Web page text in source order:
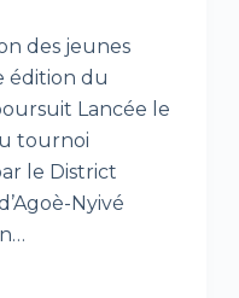
des jeunes
édition du
Lancée le
tournoi
le District
Nyivé